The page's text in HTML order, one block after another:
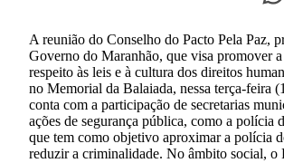
A reunião do Conselho do Pacto Pela Paz,
Governo do Maranhão, que visa promover
respeito às leis e à cultura dos direitos
no Memorial da Balaiada, nessa terça-feira
conta com a participação de secretarias
ações de segurança pública, como a polícia
que tem como objetivo aproximar a polícia
reduzir a criminalidade. No âmbito social, o